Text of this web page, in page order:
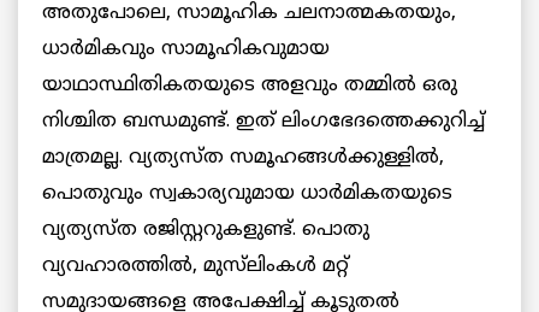
അതുപോലെ, സാമൂഹിക ചലനാത്മകതയും,
ധാർമികവും സാമൂഹികവുമായ
യാഥാസ്ഥിതികതയുടെ അളവും തമ്മിൽ ഒരു
നിശ്ചിത ബന്ധമുണ്ട്. ഇത് ലിംഗഭേദത്തെക്കുറിച്ച്
മാത്രമല്ല. വ്യത്യസ്ത സമൂഹങ്ങൾക്കുള്ളിൽ,
പൊതുവും സ്വകാര്യവുമായ ധാർമികതയുടെ
വ്യത്യസ്ത രജിസ്റ്ററുകളുണ്ട്. പൊതു
വ്യവഹാരത്തിൽ, മുസ്‌ലിംകൾ മറ്റ്
സമുദായങ്ങളെ അപേക്ഷിച്ച് കൂടുതൽ